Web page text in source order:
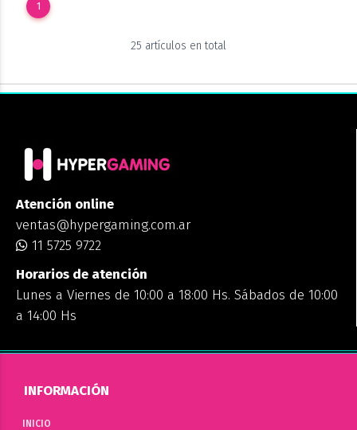
1
25 artículos en total
Atención online
ventas@hypergaming.com.ar
11 5725 9722
Horarios de atención
Lunes a Viernes de 10:00 a 18:00 Hs. Sábados de 10:00
a 14:00 Hs
INFORMACIÓN
INICIO